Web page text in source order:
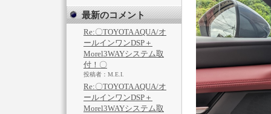
最新のコメント
Re:〇TOYOTA AQUA/オ
ールインワンDSP＋
Morel3WAYシステム取
付！〇
投稿者：M.E.I.
Re:〇TOYOTA AQUA/オ
ールインワンDSP＋
Morel3WAYシステム取